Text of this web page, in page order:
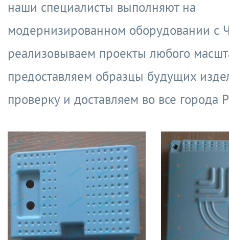
наши специалисты выполняют на
модернизированном оборудовании с
реализовываем проекты любого
предоставляем образцы будущих
проверку и доставляем во все города